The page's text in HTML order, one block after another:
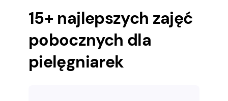
15+ najlepszych zajęć
pobocznych dla
pielęgniarek